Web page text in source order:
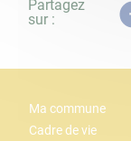
Partagez
sur :
Ma commune
Cadre de vie